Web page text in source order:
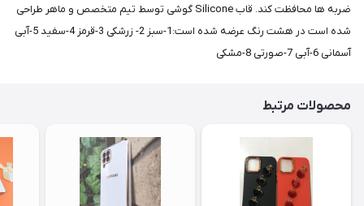
ضربه ها محافظت کند. قاب Silicone گوشی توسط تیم متخصص و ماهر طراحی
شده است در هشت رنگ عرضه شده است:1-سبز 2- زرشکی 3-قرمز 4-سفید 5-آبی
آسمانی 6-آبی 7-صورتی 8-مشکی
محصولات مرتبط